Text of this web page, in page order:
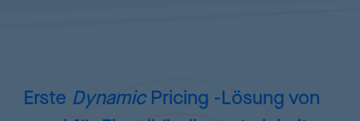
Erste DynamicPricing -Lösung von